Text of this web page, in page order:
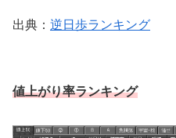
出典： 逆日歩ランキング
値上がり率ランキング